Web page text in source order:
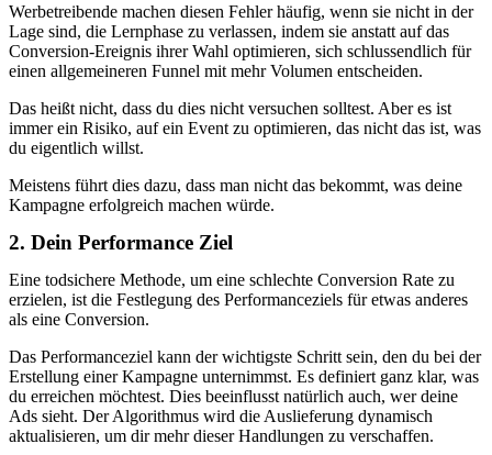
Werbetreibende machen diesen Fehler häufig, wenn sie nicht in der
Lage sind, die Lernphase zu verlassen, indem sie anstatt auf das
Conversion-Ereignis ihrer Wahl optimieren, sich schlussendlich für
einen allgemeineren Funnel mit mehr Volumen entscheiden.
Das heißt nicht, dass du dies nicht versuchen solltest. Aber es ist
immer ein Risiko, auf ein Event zu optimieren, das nicht das ist, was
du eigentlich willst.
Meistens führt dies dazu, dass man nicht das bekommt, was deine
Kampagne erfolgreich machen würde.
2. Dein Performance Ziel
Eine todsichere Methode, um eine schlechte Conversion Rate zu
erzielen, ist die Festlegung des Performanceziels für etwas anderes
als eine Conversion.
Das Performanceziel kann der wichtigste Schritt sein, den du bei der
Erstellung einer Kampagne unternimmst. Es definiert ganz klar, was
du erreichen möchtest. Dies beeinflusst natürlich auch, wer deine
Ads sieht. Der Algorithmus wird die Auslieferung dynamisch
aktualisieren, um dir mehr dieser Handlungen zu verschaffen.